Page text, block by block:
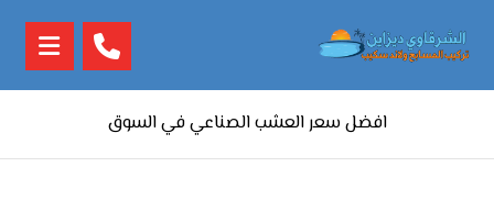
افضل سعر العشب الصناعي في السوق